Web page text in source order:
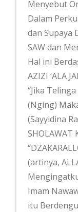
Menyebut
Dalam
dan Supaya
SAW dan
Hal ini
AZIZI ‘ALA
“Jika
(Nging)
(Sayyidina
SHOLAWAT
(artinya,
Imam
itu